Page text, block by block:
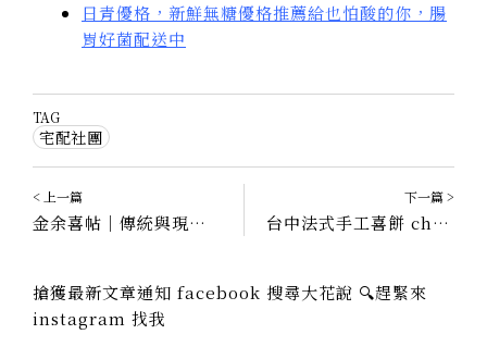
日青優格，新鮮無糖優格推薦給也怕酸的你，腸
胃好菌配送中
TAG
宅配社團
< 上一篇
金余喜帖｜傳統與現代的交織，喜帖設計就是要美！
下一篇 >
台中法式手工喜餅 chochoco Wedding｜預約妳的幸福，雙手奉上專屬祝福
搶獲最新文章通知 facebook 搜尋大花說 🔍趕緊來
instagram 找我